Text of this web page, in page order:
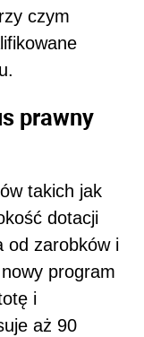
czym
prawny
takich jak
dotacji
od zarobków i
program
i
aż 90